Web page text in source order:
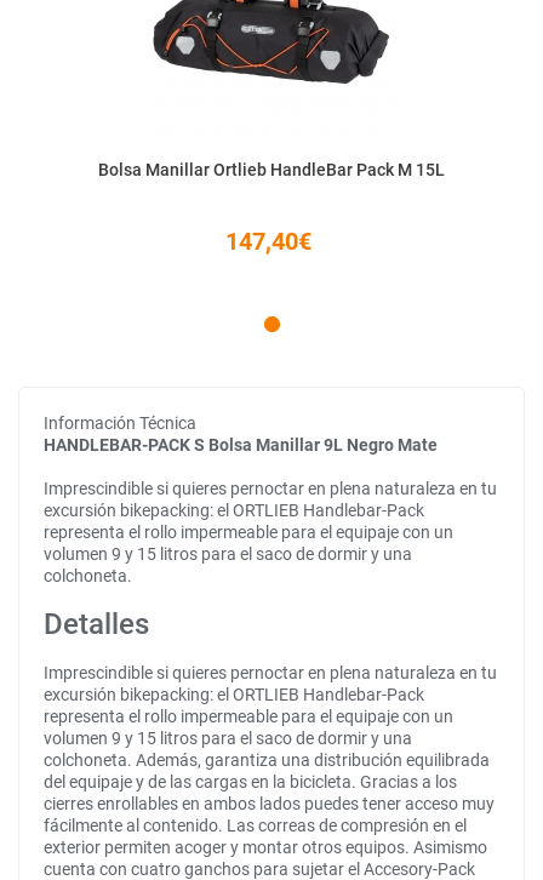
Bolsa Manillar Ortlieb HandleBar Pack M 15L
147,40€
Información Técnica
HANDLEBAR-PACK S Bolsa Manillar 9L Negro Mate
Imprescindible si quieres pernoctar en plena naturaleza en tu
excursión bikepacking: el ORTLIEB Handlebar-Pack
representa el rollo impermeable para el equipaje con un
volumen 9 y 15 litros para el saco de dormir y una
colchoneta.
Detalles
Imprescindible si quieres pernoctar en plena naturaleza en tu
excursión bikepacking: el ORTLIEB Handlebar-Pack
representa el rollo impermeable para el equipaje con un
volumen 9 y 15 litros para el saco de dormir y una
colchoneta. Además, garantiza una distribución equilibrada
del equipaje y de las cargas en la bicicleta. Gracias a los
cierres enrollables en ambos lados puedes tener acceso muy
fácilmente al contenido. Las correas de compresión en el
exterior permiten acoger y montar otros equipos. Asimismo
cuenta con cuatro ganchos para sujetar el Accesory-Pack